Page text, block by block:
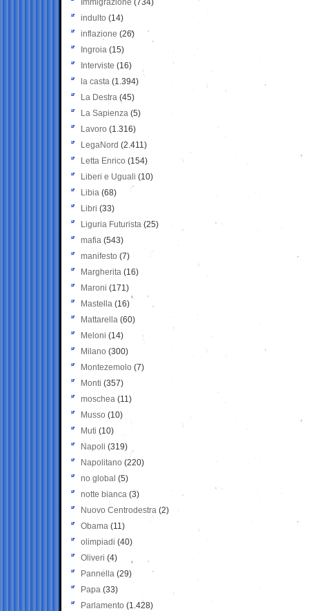
Immigrazione (734)
indulto (14)
inflazione (26)
Ingroia (15)
Interviste (16)
la casta (1.394)
La Destra (45)
La Sapienza (5)
Lavoro (1.316)
LegaNord (2.411)
Letta Enrico (154)
Liberi e Uguali (10)
Libia (68)
Libri (33)
Liguria Futurista (25)
mafia (543)
manifesto (7)
Margherita (16)
Maroni (171)
Mastella (16)
Mattarella (60)
Meloni (14)
Milano (300)
Montezemolo (7)
Monti (357)
moschea (11)
Musso (10)
Muti (10)
Napoli (319)
Napolitano (220)
no global (5)
notte bianca (3)
Nuovo Centrodestra (2)
Obama (11)
olimpiadi (40)
Oliveri (4)
Pannella (29)
Papa (33)
Parlamento (1.428)